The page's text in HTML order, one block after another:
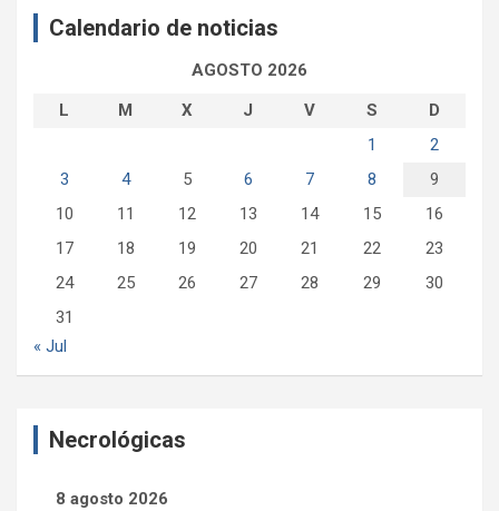
Calendario de noticias
AGOSTO 2026
L
M X J V S
D
1
2
3
4 5 6 7 8
9
10
11 12 13 14 15
16
17
18 19 20 21 22
23
24
25 26 27 28 29
30
31
« Jul
Necrológicas
8 agosto 2026